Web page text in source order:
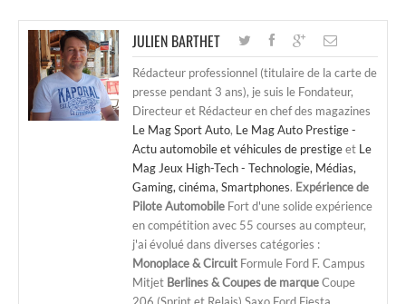
JULIEN BARTHET
Rédacteur professionnel (titulaire de la carte de
presse pendant 3 ans), je suis le Fondateur,
Directeur et Rédacteur en chef des magazines
Le Mag Sport Auto, Le Mag Auto Prestige -
Actu automobile et véhicules de prestigeet Le
Mag Jeux High-Tech - Technologie, Médias,
Gaming, cinéma, Smartphones. Expérience de
Pilote Automobile Fort d'une solide expérience
en compétition avec 55 courses au compteur,
j'ai évolué dans diverses catégories :
Monoplace & Circuit Formule Ford F. Campus
Mitjet Berlines & Coupes de marqueCoupe